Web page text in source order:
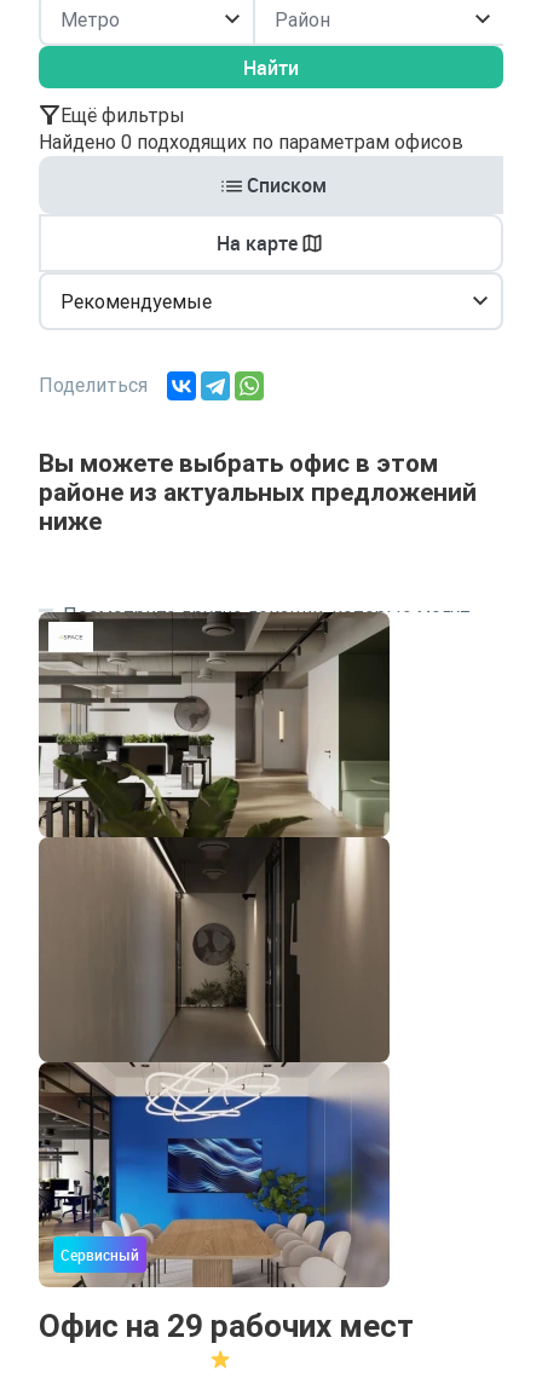
Район
Найти
Ещё фильтры
Найдено 0 подходящих по параметрам офисов
Списком
На карте
Рекомендуемые
Поделиться
Вы можете выбрать офис в этом
районе из актуальных предложений
ниже
Посмотрите другие локации, которые могут
подходить под ваш запрос
Сервисный
Офис на 29 рабочих мест